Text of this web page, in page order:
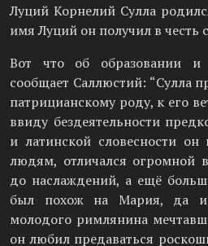
Луций Корнелий Сулла
имя Луций он получил в честь
Вот что об образовании
сообщает Саллюстий: “Сулла
патрицианскому роду, к его
ввиду бездеятельности
и латинской словесности
людям, отличался огромной
до наслаждений, а ещё
был похож на Мария, да и
молодого римлянина
он любил предаваться